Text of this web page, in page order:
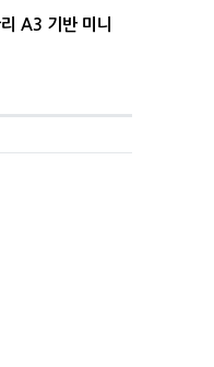
A3 기반 미니